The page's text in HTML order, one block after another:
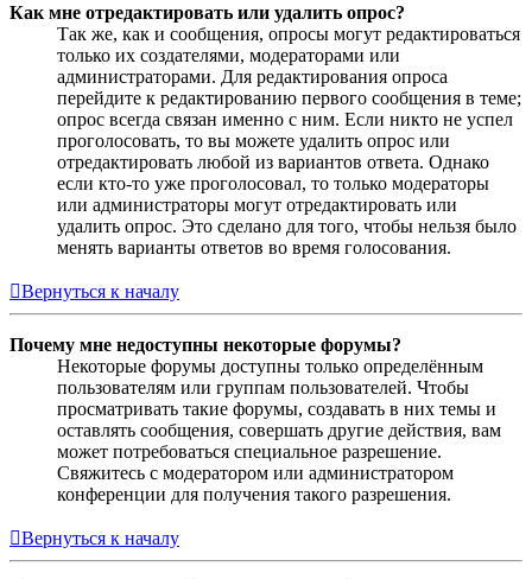
Как мне отредактировать или удалить опрос?
Так же, как и сообщения, опросы могут редактироваться
только их создателями, модераторами или
администраторами. Для редактирования опроса
перейдите к редактированию первого сообщения в теме;
опрос всегда связан именно с ним. Если никто не успел
проголосовать, то вы можете удалить опрос или
отредактировать любой из вариантов ответа. Однако
если кто-то уже проголосовал, то только модераторы
или администраторы могут отредактировать или
удалить опрос. Это сделано для того, чтобы нельзя было
менять варианты ответов во время голосования.
Вернуться к началу
Почему мне недоступны некоторые форумы?
Некоторые форумы доступны только определённым
пользователям или группам пользователей. Чтобы
просматривать такие форумы, создавать в них темы и
оставлять сообщения, совершать другие действия, вам
может потребоваться специальное разрешение.
Свяжитесь с модератором или администратором
конференции для получения такого разрешения.
Вернуться к началу